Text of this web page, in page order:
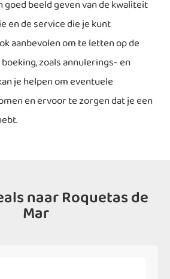
goed beeld geven van de kwaliteit
en de service die je kunt
aanbevolen om te letten op de
zoals annulerings- en
je helpen om eventuele
en ervoor te zorgen dat je een
naar Roquetas de
Mar